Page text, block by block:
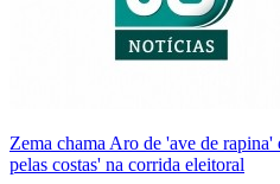
Zema chama Aro de 'ave de
pelas costas' na corrida eleitoral